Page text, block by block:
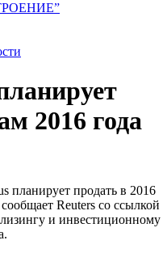
2016 года
планирует продать в 2016
Reuters со ссылкой
и инвестиционному